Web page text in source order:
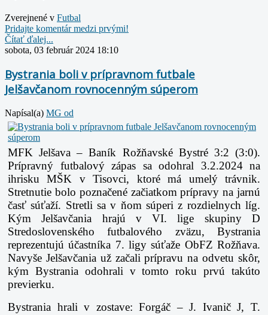
Zverejnené v Futbal
Pridajte komentár medzi prvými!
Čítať ďalej...
sobota, 03 február 2024 18:10
Bystrania boli v prípravnom futbale
Jelšavčanom rovnocenným súperom
Napísal(a) MG od
MFK Jelšava – Baník Rožňavské Bystré 3:2 (3:0).
Prípravný futbalový zápas sa odohral 3.2.2024 na
ihrisku MŠK v Tisovci, ktoré má umelý trávnik.
Stretnutie bolo poznačené začiatkom prípravy na jarnú
časť súťaží. Stretli sa v ňom súperi z rozdielnych líg.
Kým Jelšavčania hrajú v VI. lige skupiny D
Stredoslovenského futbalového zväzu, Bystrania
reprezentujú účastníka 7. ligy súťaže ObFZ Rožňava.
Navyše Jelšavčania už začali prípravu na odvetu skôr,
kým Bystrania odohrali v tomto roku prvú takúto
previerku.
Bystrania hrali v zostave: Forgáč – J. Ivanič J, T.